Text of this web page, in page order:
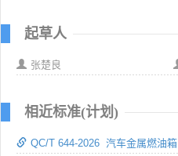
起草人
张楚良
相近标准(计划)
QC/T 644-2026 汽车金属燃油箱